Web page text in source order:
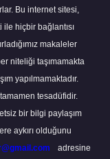
Bu internet sitesi,
hiçbir bağlantısı
makaleler
niteliği taşımamakta
yapılmamaktadır.
tesadüfidir.
bir bilgi paylaşım
aykırı olduğunu
adresine